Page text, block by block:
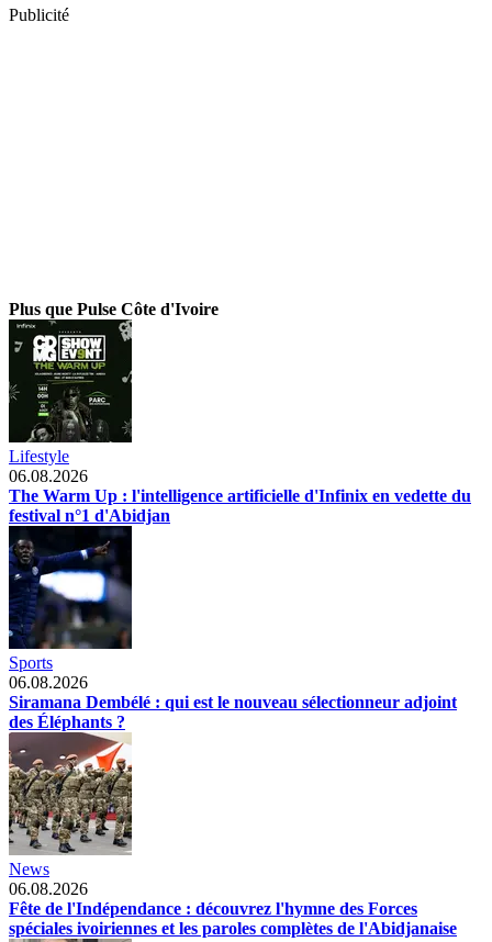
Publicité
Plus que Pulse Côte d'Ivoire
Lifestyle
06.08.2026
The Warm Up : l'intelligence artificielle d'Infinix en vedette du
festival n°1 d'Abidjan
Sports
06.08.2026
Siramana Dembélé : qui est le nouveau sélectionneur adjoint
des Éléphants ?
News
06.08.2026
Fête de l'Indépendance : découvrez l'hymne des Forces
spéciales ivoiriennes et les paroles complètes de l'Abidjanaise